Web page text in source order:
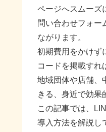
ページへスムーズ
問い合わせフォー
ながります。
初期費用をかけず
コードを掲載すれ
地域団体や店舗、
きる、身近で効果
この記事では、
導入方法を解説し